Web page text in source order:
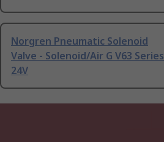
Norgren Pneumatic Solenoid
Valve - Solenoid/Air G V63 Series
24V